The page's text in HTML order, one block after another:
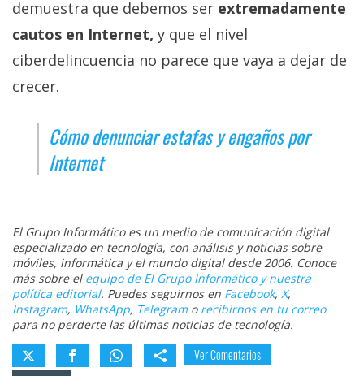
demuestra que debemos ser extremadamente
cautos en Internet, y que el nivel
ciberdelincuencia no parece que vaya a dejar de
crecer.
Cómo denunciar estafas y engaños por
Internet
El Grupo Informático es un medio de comunicación digital
especializado en tecnología, con análisis y noticias sobre
móviles, informática y el mundo digital desde 2006. Conoce
más sobre el equipo de El Grupo Informático y nuestra
política editorial. Puedes seguirnos en Facebook, X,
Instagram, WhatsApp, Telegramo recibirnos en tu correo
para no perderte las últimas noticias de tecnología.
Ver Comentarios